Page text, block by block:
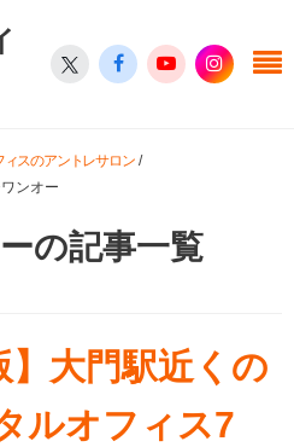
スのアントレサロン/
ンオー
の記事一覧
】大門駅近くの
ルオフィス7